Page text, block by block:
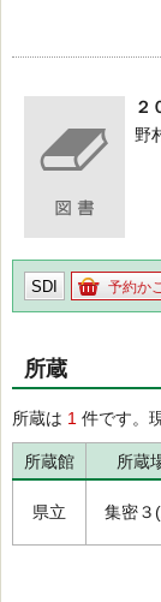
２
野
SDI 予約か
所蔵
所蔵は 1 件です。
所蔵館 所蔵
県立 集密３